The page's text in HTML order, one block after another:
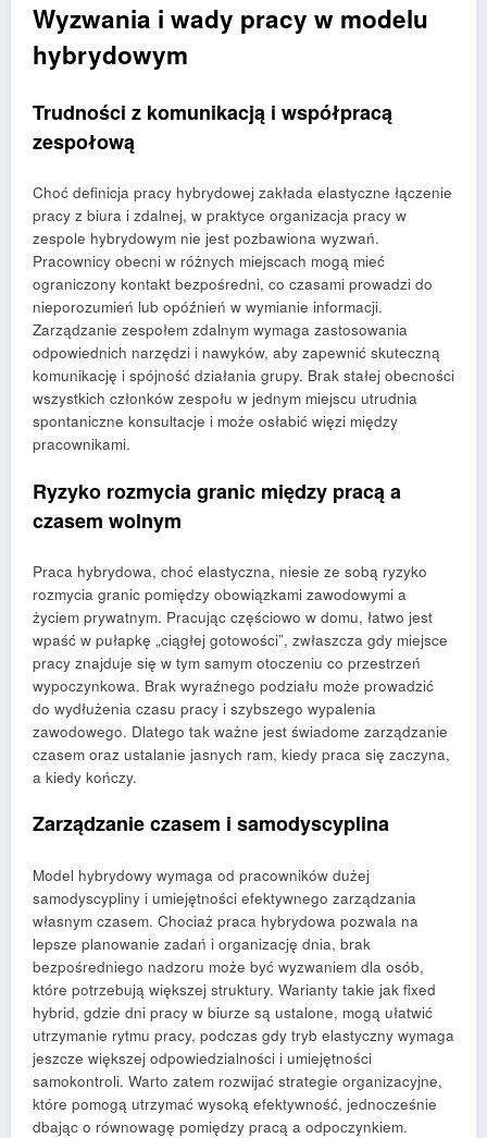
Wyzwania i wady pracy w modelu
hybrydowym
Trudności z komunikacją i współpracą
zespołową
Choć definicja pracy hybrydowej zakłada elastyczne łączenie
pracy z biura i zdalnej, w praktyce organizacja pracy w
zespole hybrydowym nie jest pozbawiona wyzwań.
Pracownicy obecni w różnych miejscach mogą mieć
ograniczony kontakt bezpośredni, co czasami prowadzi do
nieporozumień lub opóźnień w wymianie informacji.
Zarządzanie zespołem zdalnym wymaga zastosowania
odpowiednich narzędzi i nawyków, aby zapewnić skuteczną
komunikację i spójność działania grupy. Brak stałej obecności
wszystkich członków zespołu w jednym miejscu utrudnia
spontaniczne konsultacje i może osłabić więzi między
pracownikami.
Ryzyko rozmycia granic między pracą a
czasem wolnym
Praca hybrydowa, choć elastyczna, niesie ze sobą ryzyko
rozmycia granic pomiędzy obowiązkami zawodowymi a
życiem prywatnym. Pracując częściowo w domu, łatwo jest
wpaść w pułapkę „ciągłej gotowości”, zwłaszcza gdy miejsce
pracy znajduje się w tym samym otoczeniu co przestrzeń
wypoczynkowa. Brak wyraźnego podziału może prowadzić
do wydłużenia czasu pracy i szybszego wypalenia
zawodowego. Dlatego tak ważne jest świadome zarządzanie
czasem oraz ustalanie jasnych ram, kiedy praca się zaczyna,
a kiedy kończy.
Zarządzanie czasem i samodyscyplina
Model hybrydowy wymaga od pracowników dużej
samodyscypliny i umiejętności efektywnego zarządzania
własnym czasem. Chociaż praca hybrydowa pozwala na
lepsze planowanie zadań i organizację dnia, brak
bezpośredniego nadzoru może być wyzwaniem dla osób,
które potrzebują większej struktury. Warianty takie jak fixed
hybrid, gdzie dni pracy w biurze są ustalone, mogą ułatwić
utrzymanie rytmu pracy, podczas gdy tryb elastyczny wymaga
jeszcze większej odpowiedzialności i umiejętności
samokontroli. Warto zatem rozwijać strategie organizacyjne,
które pomogą utrzymać wysoką efektywność, jednocześnie
dbając o równowagę pomiędzy pracą a odpoczynkiem.